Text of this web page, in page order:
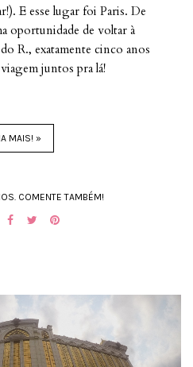
E esse lugar foi Paris. De
oportunidade de voltar à
R., exatamente cinco anos
juntos pra lá!
MAIS! »
COMENTE TAMBÉM!